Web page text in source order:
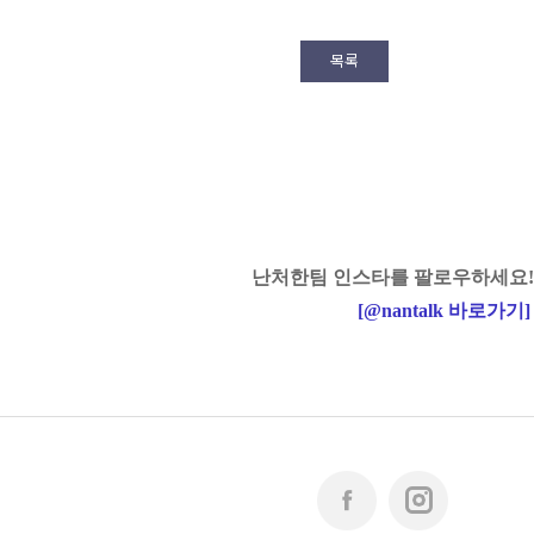
목록
난처한팀 인스타를 팔로우하세요!
[@nantalk 바로가기 ]